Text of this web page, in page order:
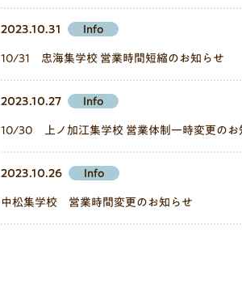
2023.10.31 Info
10/31 忠海集学校 営業時間短縮のお知らせ
2023.10.27 Info
10/30 上ノ加江集学校 営業体制一時変更のお
2023.10.26 Info
中松集学校 営業時間変更のお知らせ